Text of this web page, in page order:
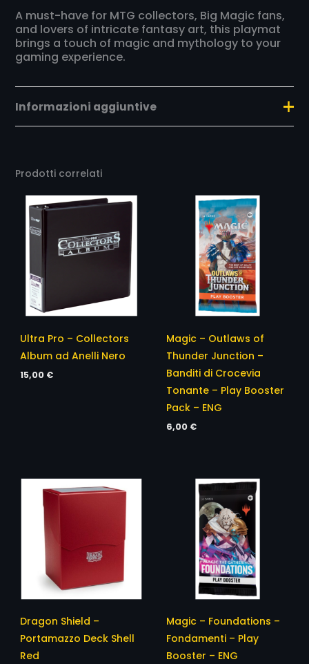
A must-have for MTG collectors, Big Magic fans,
and lovers of intricate fantasy art, this playmat
brings a touch of magic and mythology to your
gaming experience.
Informazioni aggiuntive
Prodotti correlati
Ultra Pro – Collectors
Album ad Anelli Nero
15,00 €
Magic – Outlaws of
Thunder Junction –
Banditi di Crocevia
Tonante – Play Booster
Pack – ENG
6,00 €
Dragon Shield –
Portamazzo Deck Shell
Red
Magic – Foundations –
Fondamenti – Play
Booster – ENG